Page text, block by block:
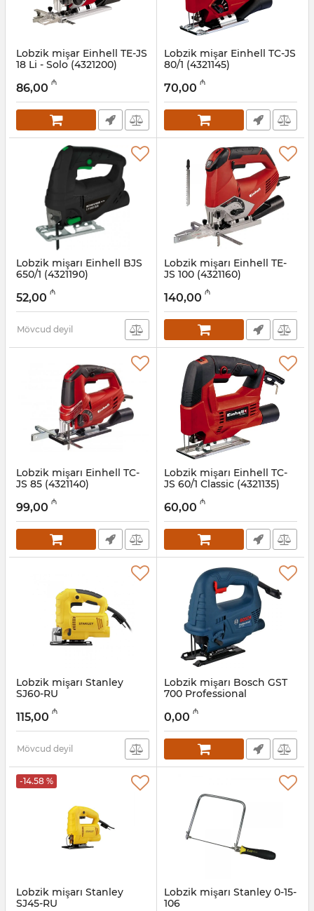
Lobzik mişar Einhell TE-JS
18 Li - Solo (4321200)
017008028
86,00 ₼
Lobzik mişar Einhell TC-JS
80/1 (4321145)
017008027
70,00 ₼
Lobzik mişarı Einhell BJS
650/1 (4321190)
017008026
52,00 ₼
Mövcud deyil
Lobzik mişarı Einhell TE-
JS 100 (4321160)
017008024
140,00 ₼
Lobzik mişarı Einhell TC-
JS 85 (4321140)
017008023
99,00 ₼
Lobzik mişarı Einhell TC-
JS 60/1 Classic (4321135)
017008022
60,00 ₼
Lobzik mişarı Stanley
SJ60-RU
017008021
115,00 ₼
Mövcud deyil
Lobzik mişarı Bosch GST
700 Professional
Artikul:
0,00 ₼
-14.58 %
Lobzik mişarı Stanley
SJ45-RU
Lobzik mişarı Stanley 0-15-
106